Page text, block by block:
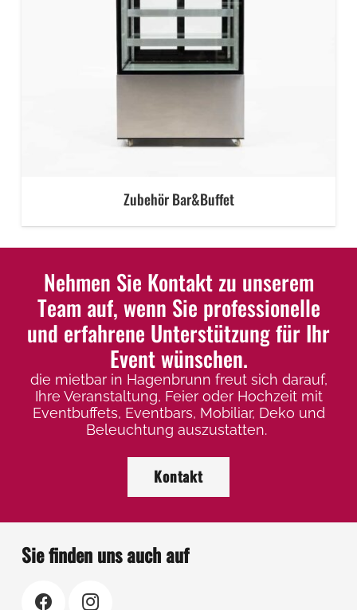
Zubehör Bar&Buffet
Nehmen Sie Kontakt zu unserem
Team auf, wenn Sie professionelle
und erfahrene Unterstützung für Ihr
Event wünschen.
die mietbar in Hagenbrunn freut sich darauf,
Ihre Veranstaltung, Feier oder Hochzeit mit
Eventbuffets, Eventbars, Mobiliar, Deko und
Beleuchtung auszustatten.
Kontakt
Sie finden uns auch auf